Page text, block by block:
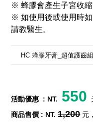
※ 蜂膠會產生子宮收縮
※ 如使用後或使用時
請教醫生。
HC 蜂膠牙膏_超值護齒
活動優惠 : NT. 550
商品售價 : NT.1,200元